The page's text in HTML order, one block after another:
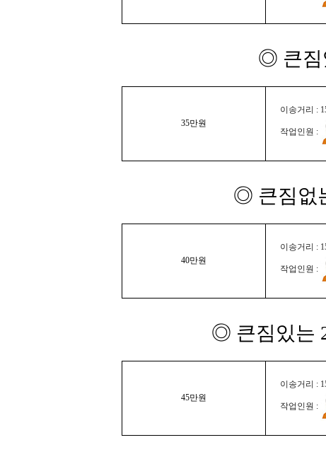
◎ 큰짐
35만원
이송거리 :
작업인원 :
◎ 큰짐없
40만원
이송거리 :
작업인원 :
◎ 큰짐있는
45만원
이송거리 :
작업인원 :